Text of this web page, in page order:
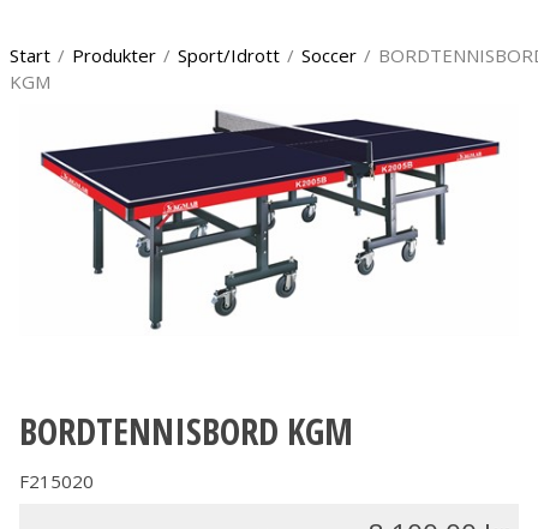
Start / Produkter / Sport/Idrott / Soccer /
KGM
BORDTENNISBORD KGM
F215020